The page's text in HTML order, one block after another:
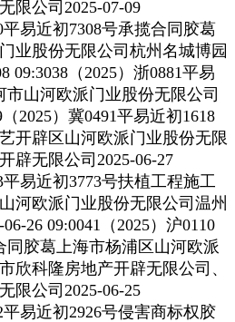
限公司2025-07-09
平易近初7308号承揽合同胶葛
业股份无限公司杭州名城博园
09:3038（2025）浙0881平易
市山河欧派门业股份无限公司
2025）冀0491平易近初1618
开辟区山河欧派门业股份无限
辟无限公司2025-06-27
平易近初3773号扶植工程施工
河欧派门业股份无限公司温州
26 09:0041（2025）沪0110
同胶葛上海市杨浦区山河欧派
欣科隆房地产开辟无限公司、
限公司2025-06-25
平易近初2926号侵害商标权胶